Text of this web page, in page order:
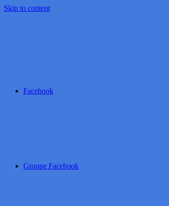
Skip to content
Facebook
Groupe Facebook